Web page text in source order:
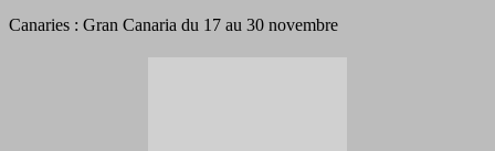
Canaries : Gran Canaria du 17 au 30 novembre